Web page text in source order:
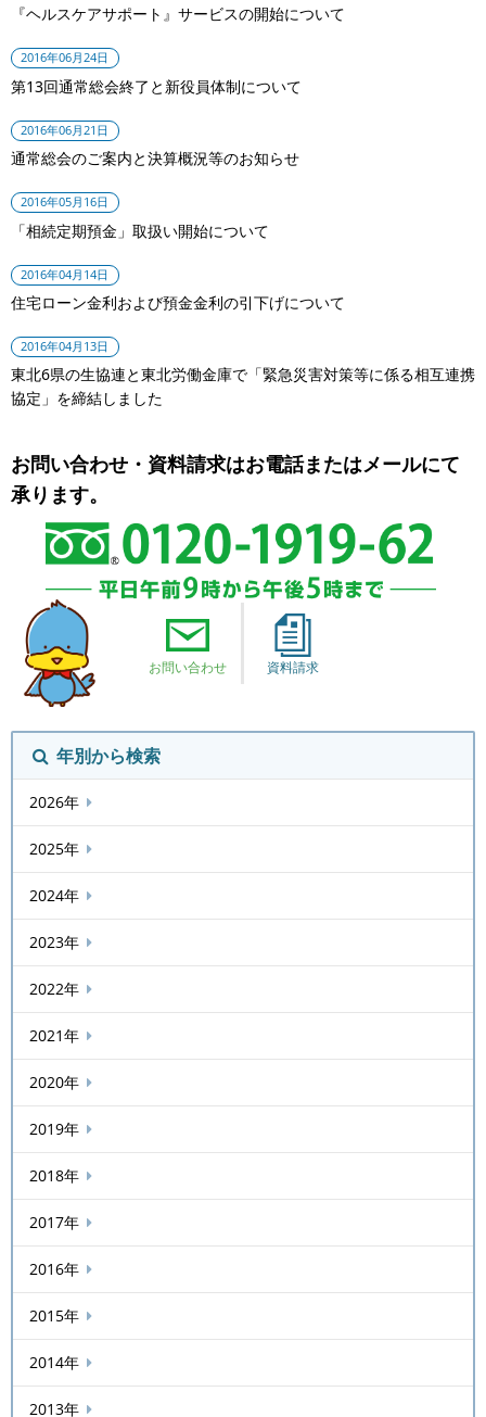
『ヘルスケアサポート』サービスの開始について
2016年06月24日
第13回通常総会終了と新役員体制について
2016年06月21日
通常総会のご案内と決算概況等のお知らせ
2016年05月16日
「相続定期預金」取扱い開始について
2016年04月14日
住宅ローン金利および預金金利の引下げについて
2016年04月13日
東北6県の生協連と東北労働金庫で「緊急災害対策等に係る相互連携
協定」を締結しました
お問い合わせ・資料請求はお電話またはメールにて
承ります。
お問い合わせ 資料請求
年別から検索
2026年
2025年
2024年
2023年
2022年
2021年
2020年
2019年
2018年
2017年
2016年
2015年
2014年
2013年